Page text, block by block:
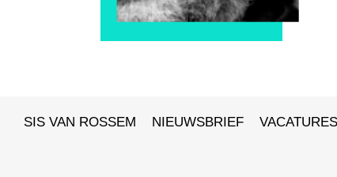
SIS VAN ROSSEM NIEUWSBRIEF VACATURES